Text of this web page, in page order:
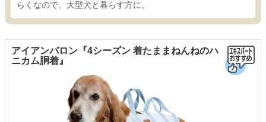
らくなので、大型犬と暮らす方に。
アイアンバロン『4シーズン 着たままねんねのハ
ニカム胴着』